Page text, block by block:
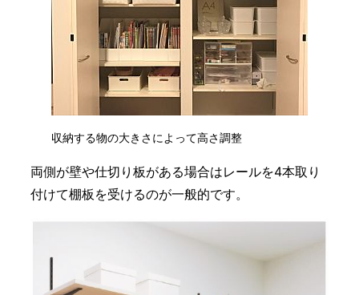
収納する物の大きさによって高さ調整
両側が壁や仕切り板がある場合はレールを4本取り
付けて棚板を受けるのが一般的です。